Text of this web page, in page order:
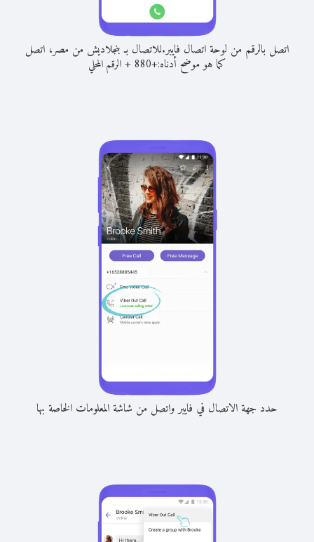
اتصل بالرقم من لوحة اتصال فايبر.للاتصال بـ بنجلاديش من مصر، اتصل
كما هو موضح أدناه:+
880
+الرقم المحلي
حدد جهة الاتصال في فايبر واتصل من شاشة المعلومات الخاصة بها